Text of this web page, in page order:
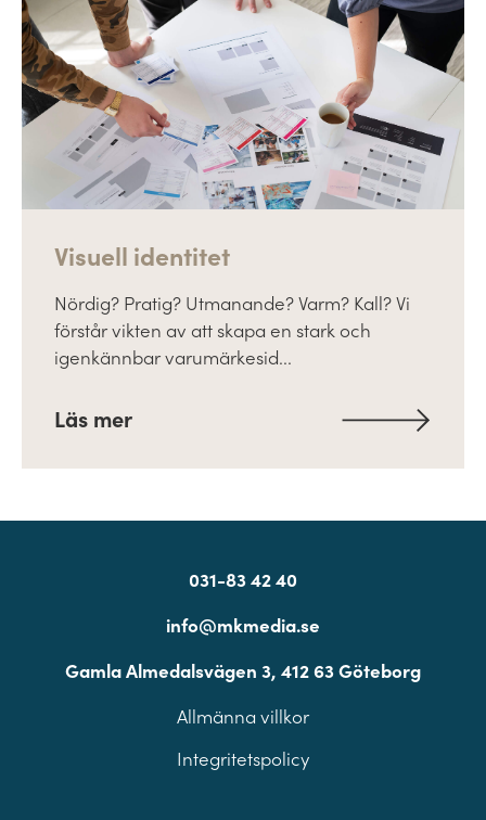
Visuell identitet
Nördig? Pratig? Utmanande? Varm? Kall? Vi
förstår vikten av att skapa en stark och
igenkännbar varumärkesid...
Läs mer
031-83 42 40
info@mkmedia.se
Gamla Almedalsvägen 3, 412 63 Göteborg
Allmänna villkor
Integritetspolicy